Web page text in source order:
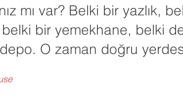
mı var? Belki bir yazlık,
bir yemekhane, belki
O zaman doğru